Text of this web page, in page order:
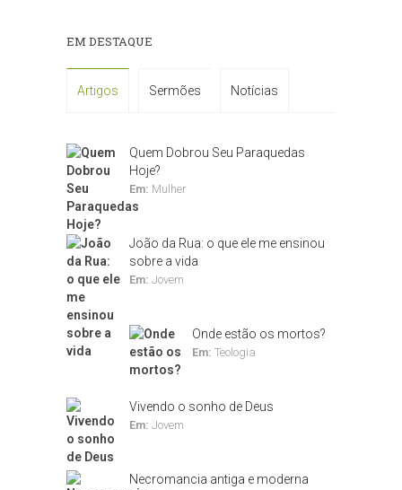
EM DESTAQUE
Artigos Sermões Notícias
Quem Dobrou Seu Paraquedas
Hoje?
Em: Mulher
João da Rua: o que ele me ensinou
sobre a vida
Em: Jovem
Onde estão os mortos?
Em: Teologia
Vivendo o sonho de Deus
Em: Jovem
Necromancia antiga e moderna